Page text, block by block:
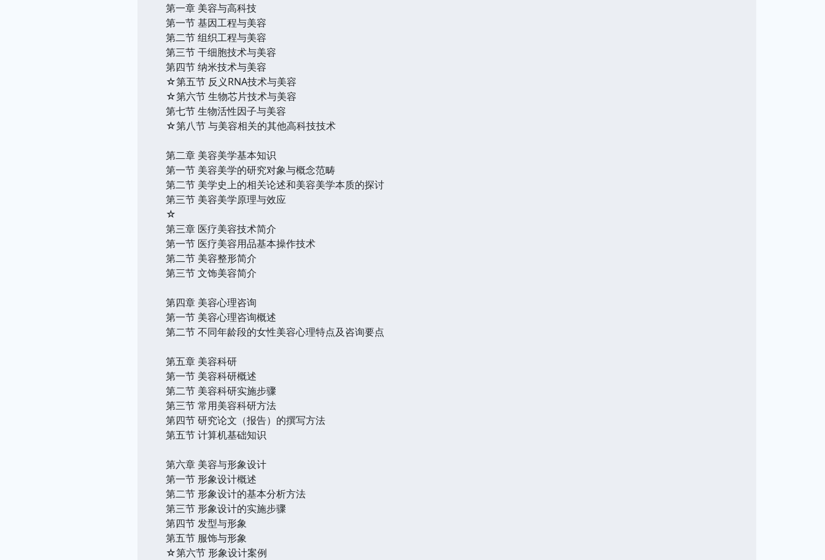
第一章 美容与高科技
第一节 基因工程与美容
第二节 组织工程与美容
第三节 干细胞技术与美容
第四节 纳米技术与美容
☆第五节 反义RNA技术与美容
☆第六节 生物芯片技术与美容
第七节 生物活性因子与美容
☆第八节 与美容相关的其他高科技技术
第二章 美容美学基本知识
第一节 美容美学的研究对象与概念范畴
第二节 美学史上的相关论述和美容美学本质的探讨
第三节 美容美学原理与效应
☆
第三章 医疗美容技术简介
第一节 医疗美容用品基本操作技术
第二节 美容整形简介
第三节 文饰美容简介
第四章 美容心理咨询
第一节 美容心理咨询概述
第二节 不同年龄段的女性美容心理特点及咨询要点
第五章 美容科研
第一节 美容科研概述
第二节 美容科研实施步骤
第三节 常用美容科研方法
第四节 研究论文（报告）的撰写方法
第五节 计算机基础知识
第六章 美容与形象设计
第一节 形象设计概述
第二节 形象设计的基本分析方法
第三节 形象设计的实施步骤
第四节 发型与形象
第五节 服饰与形象
☆第六节 形象设计案例